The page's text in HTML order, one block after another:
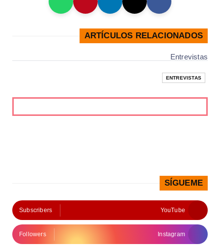
ARTÍCULOS RELACIONADOS
Entrevistas
ENTREVISTAS
SÍGUEME
YouTube
Subscribers
Instagram
Followers